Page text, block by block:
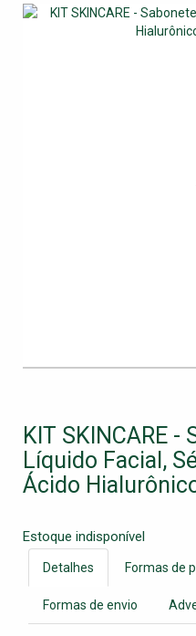
KIT SKINCARE -
Líquido Facial,
Ácido
Estoque indisponível
Detalhes Formas de
Formas de envio